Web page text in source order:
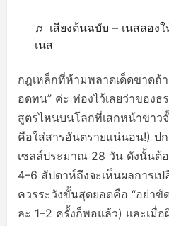
♬ เสียงต้นฉบับ – เนสลอง
เนส
กฎเหล็กที่ห้ามพลาดเด็ดขาดถ้
อดทน” ค่ะ ท่องไว้เลยว่าของธ
สูตรไหนบนโลกที่เสกหน้าขาว
คือใส่สารอันตรายแน่นอน!) ปก
เซลล์ประมาณ 28 วัน ดังนั้นต้
4–6 สัปดาห์ถึงจะเห็นผลการเ
ควรระวังขั้นสุดยอดคือ “อย่าขั
ละ 1–2 ครั้งก็พอแล้ว) และเมื่